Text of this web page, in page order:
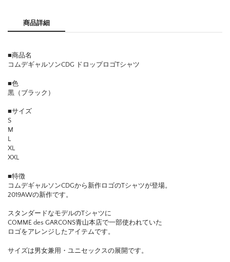
商品詳細
■商品名
コムデギャルソンCDG ドロップロゴTシャツ
■色
黒（ブラック）
■サイズ
S
M
L
XL
XXL
■特徴
コムデギャルソンCDGから新作ロゴのTシャツが登場。
2019AWの新作です。
スタンダードなモデルのTシャツに
COMME des GARCONS青山本店で一部使われていた
ロゴをアレンジしたアイテムです。
サイズは男女兼用・ユニセックスの展開です。